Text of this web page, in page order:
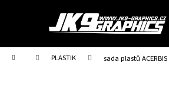
StartseitePLASTIK sada plastů
e
Zurück
zum
Zurück
zum